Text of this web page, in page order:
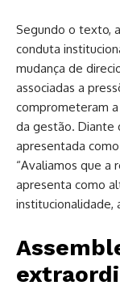
Segundo o texto,
conduta
mudança de
associadas a
comprometeram a
da gestão. Diante
apresentada
“Avaliamos que a
apresenta como
institucionalidade,